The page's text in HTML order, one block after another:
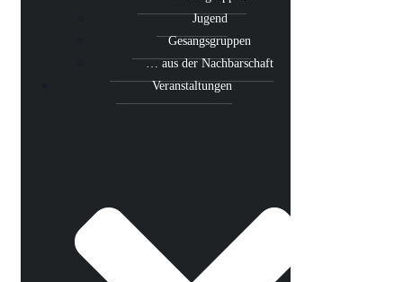
Jugend
Gesangsgruppen
… aus der Nachbarschaft
Veranstaltungen